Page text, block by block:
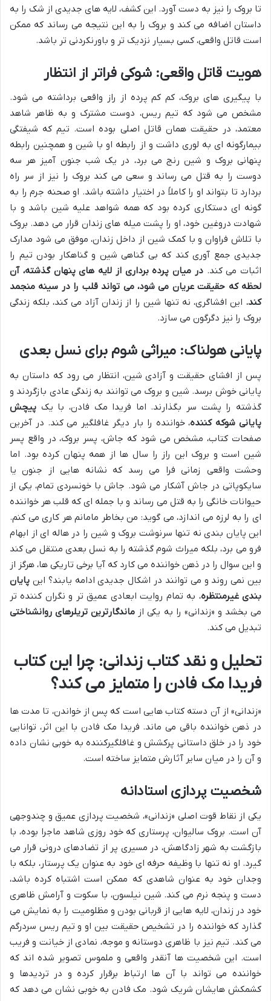
تا بروک را نیز به دست آورد. این کشف، لایه های جدیدی از شک را به
داستان اضافه می کند و بروک را به این نتیجه می رساند که ممکن
است قاتل واقعی، کسی بسیار نزدیک تر و باورنکردنی تر باشد.
هویت قاتل واقعی: شوکی فراتر از انتظار
با پیگیری های بروک، کم کم پرده از راز واقعی برداشته می شود.
مشخص می شود که تیم ریس، دوست مشترک و به ظاهر شاهد
معتمد، در حقیقت همان قاتل اصلی بوده است. تیم که شیفتگی
بیمارگونه ای به لوری داشت و از رابطه او با شین و همچنین رابطه
پنهانی بروک و شین رنج می برد، در یک شب جنون آمیز هر سه
دوست را به قتل می رساند و سعی می کند بروک را نیز از سر راه
بردارد تا بتواند او را کاملاً در اختیار داشته باشد. او صحنه جرم را به
گونه ای دستکاری کرده بود که همه شواهد علیه شین باشد و با
شهادت دروغین خود، او را پشت میله های زندان قرار می دهد. بروک
با تلاش فراوان و با کمک شین از داخل زندان، موفق می شود مدارک
جدیدی جمع آوری کند که بی گناهی شین و گناهکار بودن تیم را
اثبات می کند.در میان پرده برداری از لایه های پنهان گذشته، آن
لحظه که حقیقت عریان می شود، می تواند قلب را در سینه منجمد
کند. این افشاگری، نه تنها شین را از زندان آزاد می کند، بلکه زندگی
بروک را نیز دگرگون می سازد.
پایانی هولناک: میراثی شوم برای نسل بعدی
پس از افشای حقیقت و آزادی شین، انتظار می رود که داستان به
پایانی خوش برسد. شین و بروک می توانند به زندگی عادی بازگردند و
گذشته را پشت سر بگذارند. اما فریدا مک فادن، با یک پیچش
پایانی شوکه کننده، خواننده را بار دیگر غافلگیر می کند. در آخرین
صفحات کتاب، مشخص می شود که جاش، پسر بروک، در واقع پسر
شین است و بروک این راز را سال ها از همه پنهان کرده بود. اما
وحشت واقعی زمانی فرا می رسد که نشانه هایی از جنون یا
سایکوپاتی در جاش آشکار می شود. جاش با خونسردی تمام، یکی از
حیوانات خانگی را به قتل می رساند و با جمله ای که قلب هر خواننده
ای را به لرزه می اندازد، می گوید: من بخاطر مامانم هر کاری می کنم.
این پایان بندی نه تنها سرنوشت بروک و شین را در هاله ای از ابهام
فرو می برد، بلکه میراث شوم گذشته را به نسل بعدی منتقل می کند
و این سوال را در ذهن خواننده می کارد که آیا برخی تاریکی ها، هرگز از
بین نمی روند و می توانند در اشکال جدیدی ادامه یابند؟ این پایان
بندی غیرمنتظره، به تمام روایت ابعادی عمیق تر و نگران کننده تر
می بخشد و «زندانی» را به یکی از ماندگارترین تریلرهای روانشناختی
تبدیل می کند.
تحلیل و نقد کتاب زندانی: چرا این کتاب
فریدا مک فادن را متمایز می کند؟
«زندانی» از آن دسته کتاب هایی است که پس از خواندن، تا مدت ها
در ذهن خواننده باقی می ماند. فریدا مک فادن با این اثر، توانایی
خود را در خلق داستانی پرکشش و غافلگیرکننده به خوبی نشان داده
و آن را در میان سایر آثارش متمایز ساخته است.
شخصیت پردازی استادانه
یکی از نقاط قوت اصلی «زندانی»، شخصیت پردازی عمیق و چندوجهی
آن است. بروک سالیوان، پرستاری که خود روزی شاهد ماجرا بوده، با
بازگشت به شهر زادگاهش، در مسیری پر از تضادهای درونی قرار می
گیرد. او نه تنها با وظیفه حرفه ای خود به عنوان یک پرستار، بلکه با
وجدان خود به عنوان شاهدی که ممکن است اشتباه کرده باشد،
دست و پنجه نرم می کند. شین نیلسون، با سکوت و آرامش ظاهری
خود در زندان، لایه هایی از قربانی بودن و مظلومیت را به نمایش می
گذارد که خواننده را در تشخیص حقیقت بین او و تیم ریس سردرگم
می کند. تیم نیز با ظاهری دوستانه و موجه، نمادی از خیانت و فریب
است. این شخصیت ها آنقدر واقعی و ملموس تصویر شده اند که
خواننده می تواند با آن ها ارتباط برقرار کرده و در تردیدها و
کشمکش هایشان شریک شود. مک فادن به خوبی نشان می دهد که